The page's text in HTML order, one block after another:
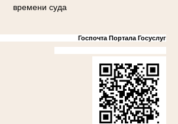
времени суда
Госпочта Портала Госуслуг